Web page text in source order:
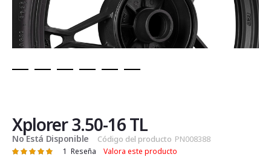
de
la
galería
de
Xplorer 3.50-16 TL
No Está Disponible Código del producto PN008388
Valoración: 1 Reseña Valora este producto